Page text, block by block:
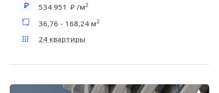
534 951 /м2
36,76 - 168,24 м2
24 квартиры